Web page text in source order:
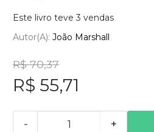
Este livro teve 3 vendas
Autor(a): João Marshall
R$ 70,37
R$ 55,71
- +